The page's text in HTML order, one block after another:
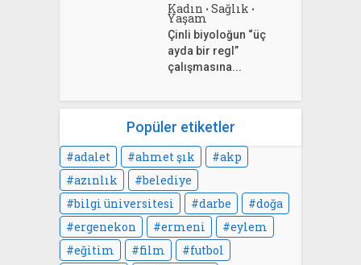
Kadın • Sağlık •
Yaşam
Çinli biyoloğun “üç
ayda bir regl”
çalışmasına...
Popüler etiketler
adalet ahmet şık
akp
azınlık
belediye
bilgi üniversitesi
darbe
doğa
ergenekon
ermeni
eylem
eğitim
film
futbol